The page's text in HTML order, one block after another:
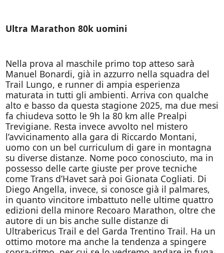
Ultra Marathon 80k uomini
Nella prova al maschile primo top atteso sarà
Manuel Bonardi, già in azzurro nella squadra del
Trail Lungo, e runner di ampia esperienza
maturata in tutti gli ambienti. Arriva con qualche
alto e basso da questa stagione 2025, ma due mesi
fa chiudeva sotto le 9h la 80 km alle Prealpi
Trevigiane. Resta invece avvolto nel mistero
l’avvicinamento alla gara di Riccardo Montani,
uomo con un bel curriculum di gare in montagna
su diverse distanze. Nome poco conosciuto, ma in
possesso delle carte giuste per prove tecniche
come Trans d’Havet sarà poi Gionata Cogliati. Di
Diego Angella, invece, si conosce già il palmares,
in quanto vincitore imbattuto nelle ultime quattro
edizioni della minore Recoaro Marathon, oltre che
autore di un bis anche sulle distanze di
Ultrabericus Trail e del Garda Trentino Trail. Ha un
ottimo motore ma anche la tendenza a spingere